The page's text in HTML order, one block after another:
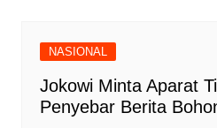
NASIONAL
Jokowi Minta Aparat
Penyebar Berita